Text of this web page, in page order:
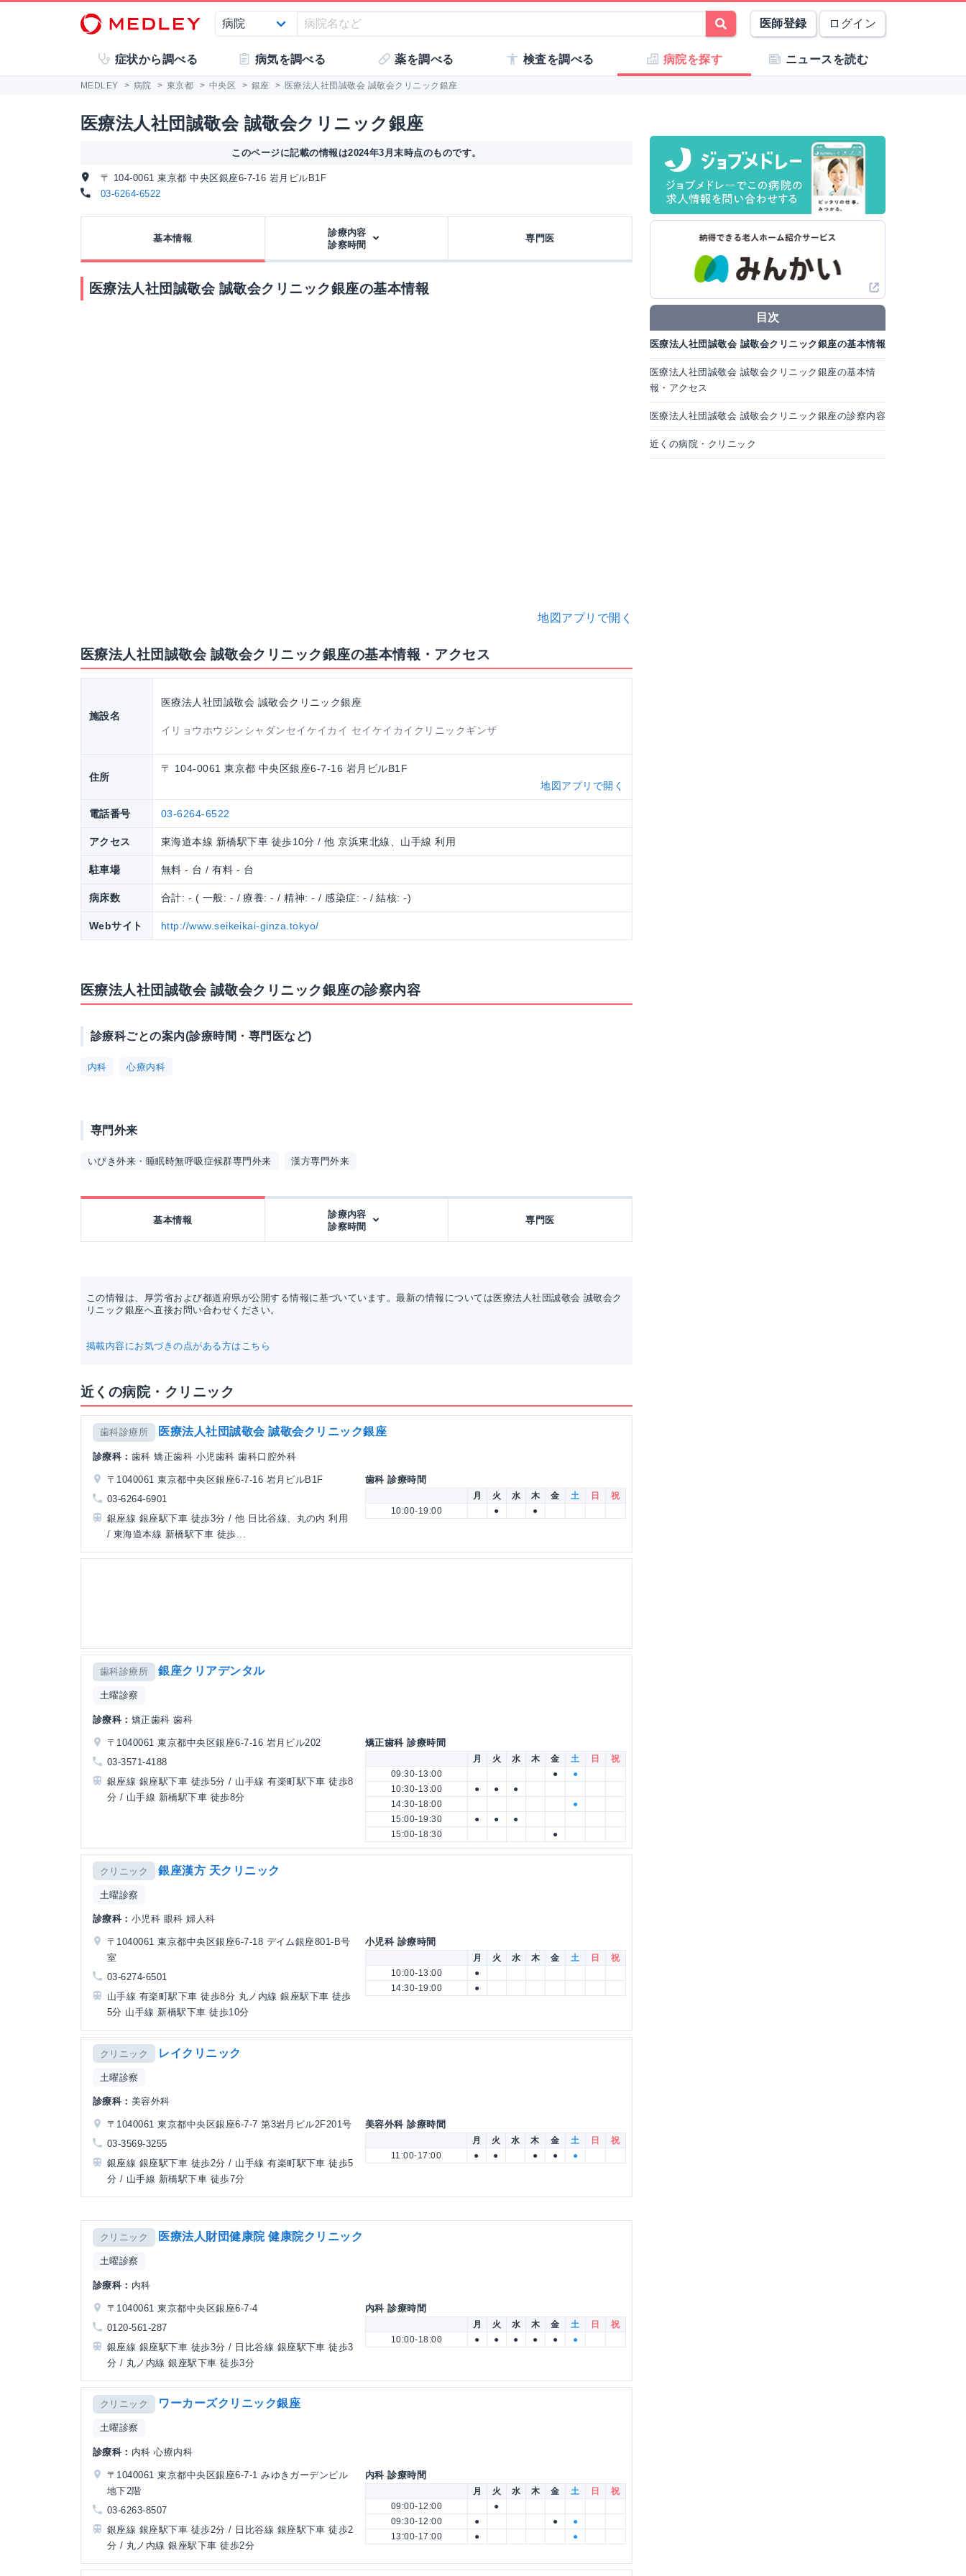
医師登録 ログイン
症状から調べる 病気を調べる 薬を調べる 検査を調べる 病院を探す ニュースを読む
MEDLEY > 病院 > 東京都 > 中央区 > 銀座 > 医療法人社団誠敬会 誠敬会クリニック銀座
医療法人社団誠敬会 誠敬会クリニック銀座
このページに記載の情報は2024年3月末時点のものです。
〒 104-0061 東京都 中央区銀座6-7-16 岩月ビルB1F
03-6264-6522
基本情報
診療内容
診察時間
専門医
医療法人社団誠敬会 誠敬会クリニック銀座の基本情報
地図アプリで開く
医療法人社団誠敬会 誠敬会クリニック銀座の基本情報・アクセス
施設名
医療法人社団誠敬会 誠敬会クリニック銀座
イリョウホウジンシャダンセイケイカイ セイケイカイクリニックギンザ
住所
〒 104-0061 東京都 中央区銀座6-7-16 岩月ビルB1F
地図アプリで開く
電話番号 03-6264-6522
アクセス 東海道本線 新橋駅下車 徒歩10分 / 他 京浜東北線、山手線 利用
駐車場 無料 - 台 / 有料 - 台
病床数 合計: - ( 一般: - / 療養: - / 精神: - / 感染症: - / 結核: -)
Webサイト http://www.seikeikai-ginza.tokyo/
医療法人社団誠敬会 誠敬会クリニック銀座の診察内容
診療科ごとの案内(診療時間・専門医など)
内科 心療内科
専門外来
いびき外来・睡眠時無呼吸症候群専門外来 漢方専門外来
基本情報
診療内容
診察時間
専門医
この情報は、厚労省および都道府県が公開する情報に基づいています。最新の情報については医療法人社団誠敬会 誠敬会ク
リニック銀座へ直接お問い合わせください。
掲載内容にお気づきの点がある方はこちら
近くの病院・クリニック
歯科診療所 医療法人社団誠敬会 誠敬会クリニック銀座
診療科： 歯科 矯正歯科 小児歯科 歯科口腔外科
〒1040061 東京都中央区銀座6-7-16 岩月ビルB1F
03-6264-6901
銀座線 銀座駅下車 徒歩3分 / 他 日比谷線、丸の内 利用
/ 東海道本線 新橋駅下車 徒歩...
歯科 診療時間
月 火 水 木 金 土 日
祝
10:00-19:00
● ●
歯科診療所 銀座クリアデンタル
土曜診察
診療科： 矯正歯科 歯科
〒1040061 東京都中央区銀座6-7-16 岩月ビル202
03-3571-4188
銀座線 銀座駅下車 徒歩5分 / 山手線 有楽町駅下車 徒歩8
分 / 山手線 新橋駅下車 徒歩8分
矯正歯科 診療時間
月 火 水 木 金 土 日
祝
09:30-13:00
●
●
10:30-13:00
● ●
●
14:30-18:00
●
15:00-19:30
● ●
●
15:00-18:30
●
クリニック 銀座漢方 天クリニック
土曜診察
診療科： 小児科 眼科 婦人科
〒1040061 東京都中央区銀座6-7-18 デイム銀座801-B号
室
03-6274-6501
山手線 有楽町駅下車 徒歩8分 丸ノ内線 銀座駅下車 徒歩
5分 山手線 新橋駅下車 徒歩10分
小児科 診療時間
月 火 水 木 金 土 日
祝
10:00-13:00
●
14:30-19:00
●
クリニック レイクリニック
土曜診察
診療科： 美容外科
〒1040061 東京都中央区銀座6-7-7 第3岩月ビル2F201号
03-3569-3255
銀座線 銀座駅下車 徒歩2分 / 山手線 有楽町駅下車 徒歩5
分 / 山手線 新橋駅下車 徒歩7分
美容外科 診療時間
月 火 水 木 金 土 日
祝
11:00-17:00
● ● ● ● ●
クリニック 医療法人財団健康院 健康院クリニック
土曜診察
診療科： 内科
〒1040061 東京都中央区銀座6-7-4
0120-561-287
銀座線 銀座駅下車 徒歩3分 / 日比谷線 銀座駅下車 徒歩3
分 / 丸ノ内線 銀座駅下車 徒歩3分
内科 診療時間
月 火 水 木 金 土 日
祝
10:00-18:00
● ● ● ● ● ●
クリニック ワーカーズクリニック銀座
土曜診察
診療科： 内科 心療内科
〒1040061 東京都中央区銀座6-7-1 みゆきガーデンビル
地下2階
03-6263-8507
銀座線 銀座駅下車 徒歩2分 / 日比谷線 銀座駅下車 徒歩2
分 / 丸ノ内線 銀座駅下車 徒歩2分
内科 診療時間
月 火 水 木 金 土 日
祝
09:00-12:00
●
09:30-12:00
● ●
●
13:00-17:00
● ●
目次
医療法人社団誠敬会 誠敬会クリニック銀座の基本情報
医療法人社団誠敬会 誠敬会クリニック銀座の基本情
報・アクセス
医療法人社団誠敬会 誠敬会クリニック銀座の診察内容
近くの病院・クリニック